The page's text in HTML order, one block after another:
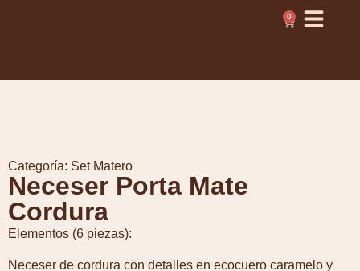
0
Categoría: Set Matero
Neceser Porta Mate
Cordura
Elementos (6 piezas):
Neceser de cordura con detalles en ecocuero caramelo y